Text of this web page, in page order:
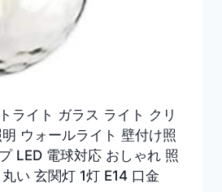
ライト ガラス ライト クリ
ウォールライト 壁付け照
LED 電球対応 おしゃれ 照
い 玄関灯 1灯 E14 口金